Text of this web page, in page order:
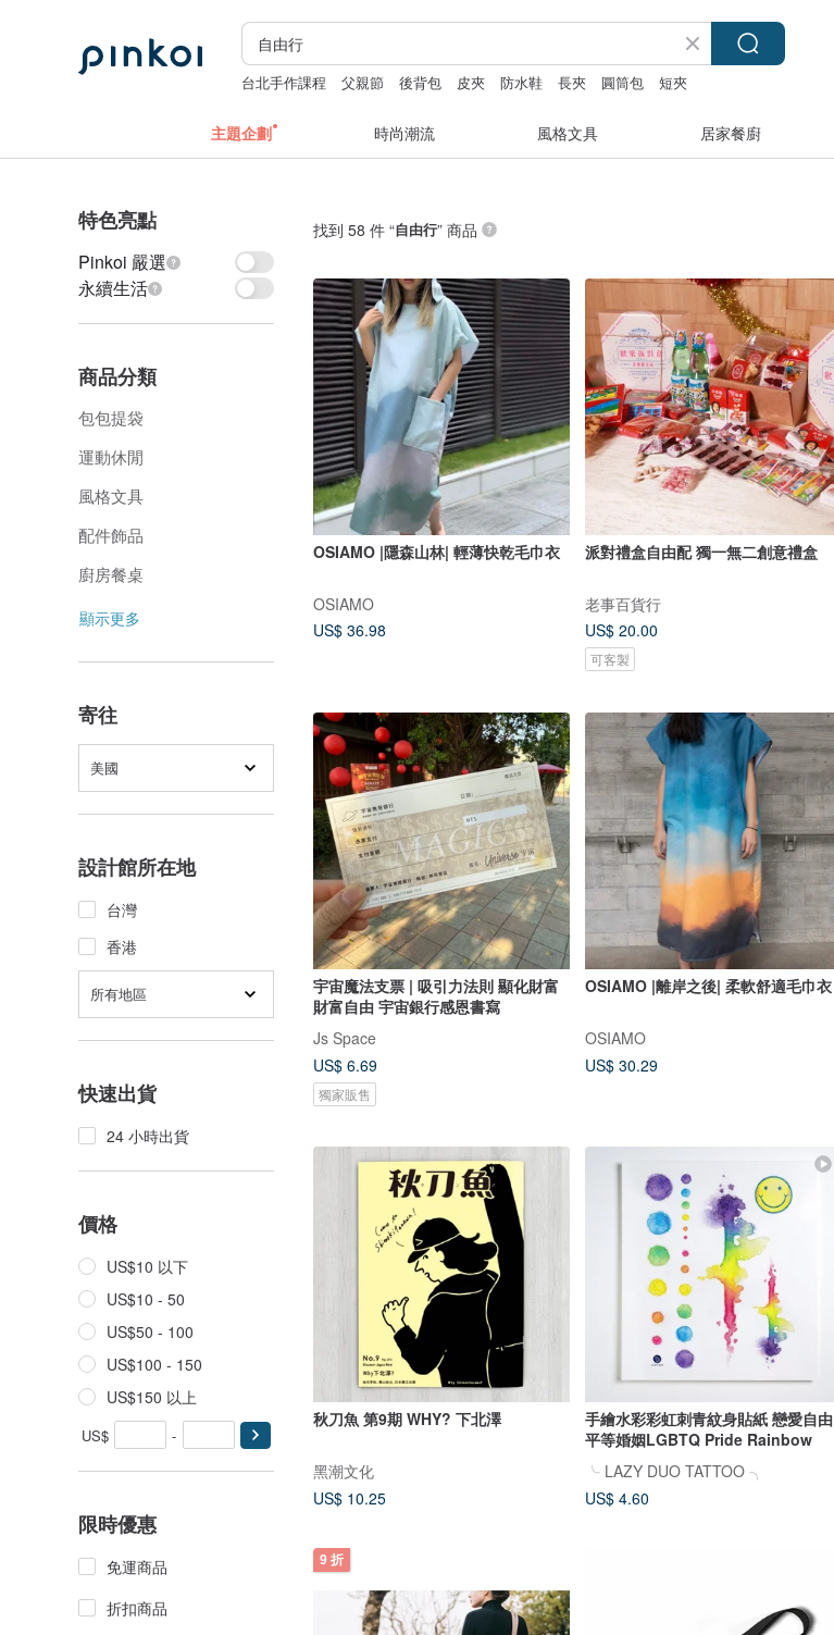
台北手作課程 父親節 後背包 皮夾 防水鞋 長夾 圓筒包 短夾
主題企劃 時尚潮流 風格文具 居家餐廚
特色亮點
Pinkoi 嚴選
永續生活
商品分類
包包提袋
運動休閒
風格文具
配件飾品
廚房餐桌
顯示更多
寄往
美國
設計館所在地
台灣
香港
所有地區
快速出貨
24 小時出貨
價格
US$10 以下
US$10 - 50
US$50 - 100
US$100 - 150
US$150 以上
US$ -
限時優惠
免運商品
折扣商品
找到 58 件 “自由行” 商品
OSIAMO |隱森山林| 輕薄快乾毛巾衣
OSIAMO
US$ 36.98
派對禮盒自由配 獨一無二創意禮盒
老事百貨行
US$ 20.00
可客製
宇宙魔法支票 | 吸引力法則 顯化財富
財富自由 宇宙銀行感恩書寫
Js Space
US$ 6.69
獨家販售
OSIAMO |離岸之後| 柔軟舒適毛巾衣
OSIAMO
US$ 30.29
秋刀魚 第9期 WHY? 下北澤
黑潮文化
US$ 10.25
手繪水彩彩虹刺青紋身貼紙 戀愛自由
平等婚姻LGBTQ Pride Rainbow
╰ LAZY DUO TATTOO ╮
US$ 4.60
9 折